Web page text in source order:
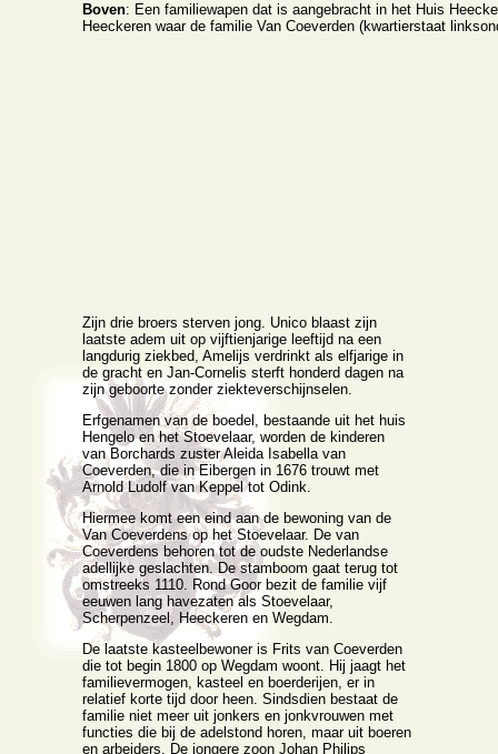
Boven: Een familiewapen dat is aangebracht in het Huis
Heeckeren waar de familie Van Coeverden (kwartierstaat
Zijn drie broers sterven jong. Unico blaast zijn
laatste adem uit op vijftienjarige leeftijd na een
langdurig ziekbed, Amelijs verdrinkt als elfjarige in
de gracht en Jan-Cornelis sterft honderd dagen na
zijn geboorte zonder ziekteverschijnselen.
Erfgenamen van de boedel, bestaande uit het huis
Hengelo en het Stoevelaar, worden de kinderen
van Borchards zuster Aleida Isabella van
Coeverden, die in Eibergen in 1676 trouwt met
Arnold Ludolf van Keppel tot Odink.
Hiermee komt een eind aan de bewoning van de
Van Coeverdens op het Stoevelaar. De van
Coeverdens behoren tot de oudste Nederlandse
adellijke geslachten. De stamboom gaat terug tot
omstreeks 1110. Rond Goor bezit de familie vijf
eeuwen lang havezaten als Stoevelaar,
Scherpenzeel, Heeckeren en Wegdam.
De laatste kasteelbewoner is Frits van Coeverden
die tot begin 1800 op Wegdam woont. Hij jaagt het
familievermogen, kasteel en boerderijen, er in
relatief korte tijd door heen. Sindsdien bestaat de
familie niet meer uit jonkers en jonkvrouwen met
functies die bij de adelstond horen, maar uit boeren
en arbeiders. De jongere zoon Johan Philips